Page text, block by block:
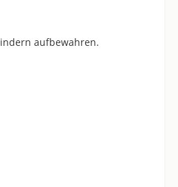
aufbewahren.